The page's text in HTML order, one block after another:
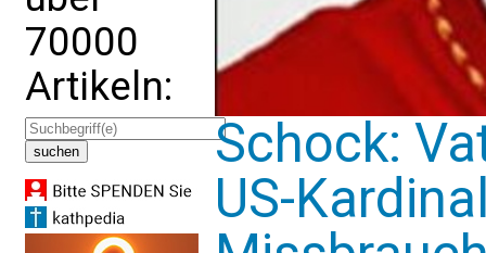
70000
Artikeln:
Schock:
US-